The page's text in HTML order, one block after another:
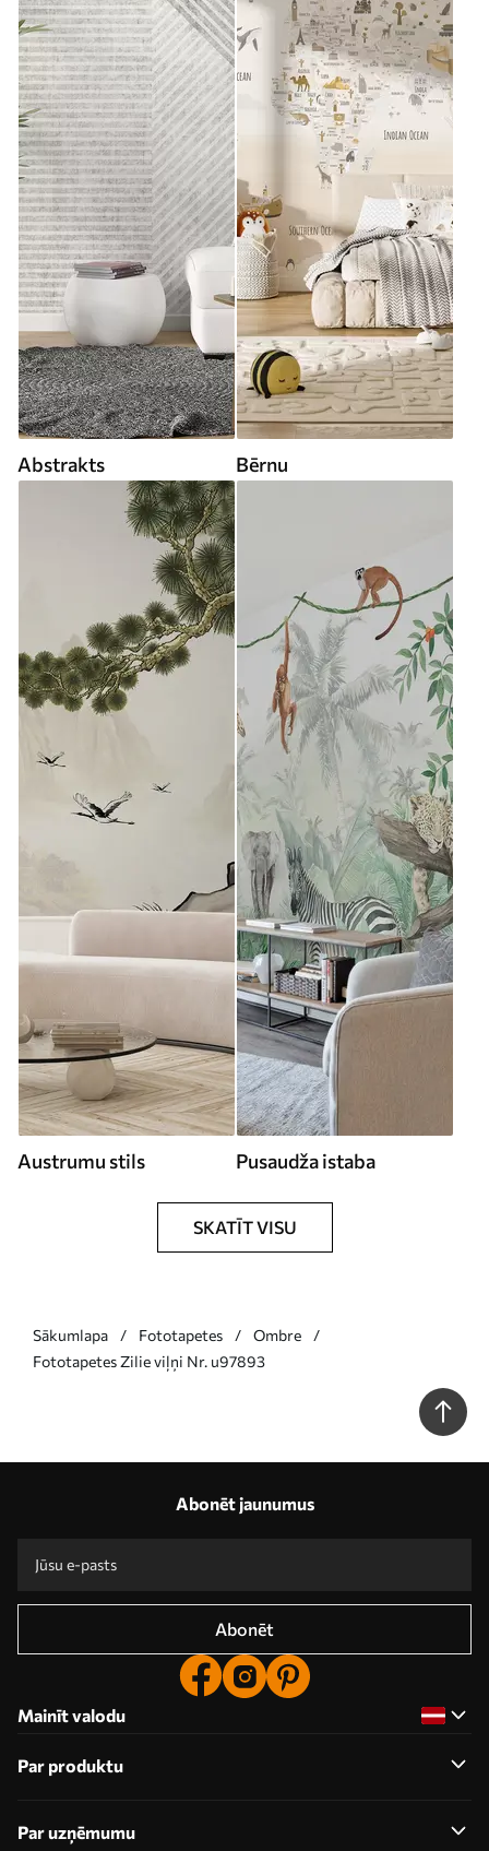
Abstrakts Bērnu
Austrumu stils Pusaudža istaba
SKATĪT VISU
Sākumlapa Fototapetes
Ombre
Fototapetes Zilie viļņi Nr. u97893
Abonēt jaunumus
Abonēt
Mainīt valodu
Par produktu
Par uzņēmumu